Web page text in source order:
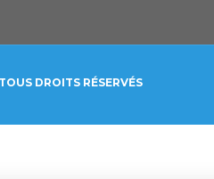
DROITS RÉSERVÉS